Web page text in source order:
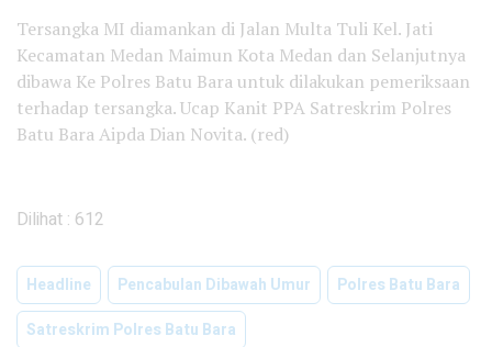
Tersangka MI diamankan di Jalan Multa Tuli Kel. Jati
Kecamatan Medan Maimun Kota Medan dan Selanjutnya
dibawa Ke Polres Batu Bara untuk dilakukan pemeriksaan
terhadap tersangka. Ucap Kanit PPA Satreskrim Polres
Batu Bara Aipda Dian Novita. (red)
Dilihat : 612
Headline Pencabulan Dibawah Umur
Polres Batu Bara
Satreskrim Polres Batu Bara